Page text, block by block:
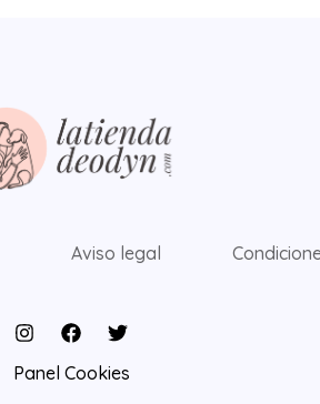
Aviso legal
Panel Cookies